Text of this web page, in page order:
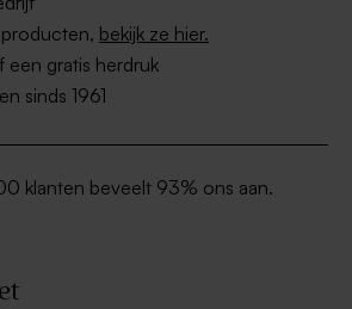
bekijk ze hier.
gratis herdruk
sinds 1961
klanten beveelt 93% ons aan.